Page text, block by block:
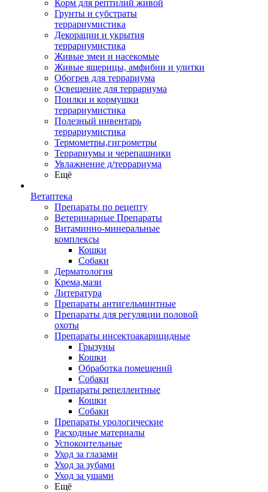
Корм для рептилий живой
Грунты и субстраты
террариумистика
Декорации и укрытия
террариумистика
Живые змеи и насекомые
Живые ящерицы, амфибии и улитки
Обогрев для террариума
Освещение для террариума
Поилки и кормушки
террариумистика
Полезный инвентарь
террариумистика
Термометры,гигрометры
Террариумы и черепашники
Увлажнение д/террариума
Ещё
Ветаптека
Препараты по рецепту
Ветеринарные Препараты
Витаминно-минеральные
комплексы
Кошки
Собаки
Дерматология
Крема,мази
Литература
Препараты антигельминтные
Препараты для регуляции половой
охоты
Препараты инсектоакарицидные
Грызуны
Кошки
Обработка помещений
Собаки
Препараты репеллентные
Кошки
Собаки
Препараты урологические
Расходные материалы
Успокоительные
Уход за глазами
Уход за зубами
Уход за ушами
Ещё